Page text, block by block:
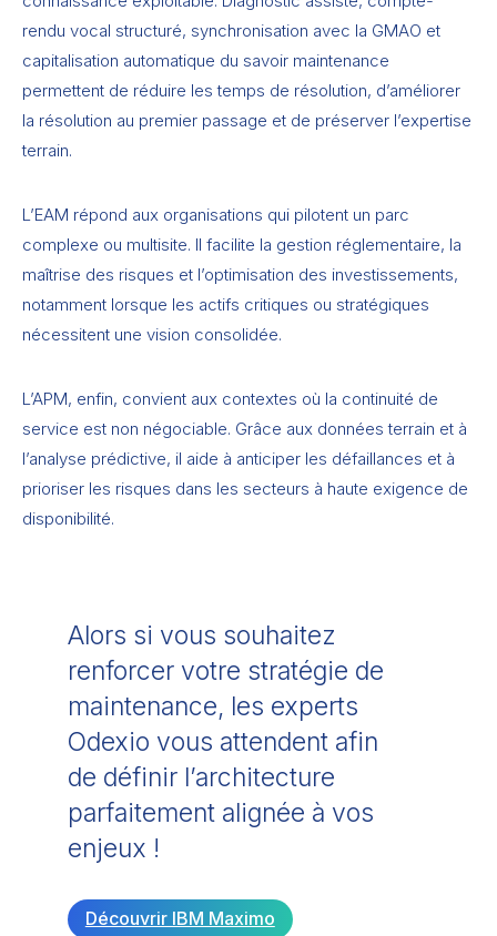
rendu vocal structuré, synchronisation avec la GMAO et
capitalisation automatique du savoir maintenance
permettent de réduire les temps de résolution, d’améliorer
la résolution au premier passage et de préserver l’expertise
terrain.
L’EAM répond aux organisations qui pilotent un parc
complexe ou multisite. Il facilite la gestion réglementaire, la
maîtrise des risques et l’optimisation des investissements,
notamment lorsque les actifs critiques ou stratégiques
nécessitent une vision consolidée.
L’APM, enfin, convient aux contextes où la continuité de
service est non négociable. Grâce aux données terrain et à
l’analyse prédictive, il aide à anticiper les défaillances et à
prioriser les risques dans les secteurs à haute exigence de
disponibilité.
Alors si vous souhaitez
renforcer votre stratégie de
maintenance, les experts
Odexio vous attendent afin
de définir l’architecture
parfaitement alignée à vos
enjeux !
Découvrir IBM Maximo